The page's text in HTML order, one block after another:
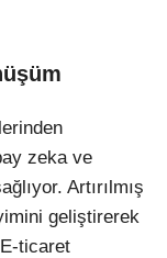
zeka ve
Artırılmış
geliştirerek
ticaret